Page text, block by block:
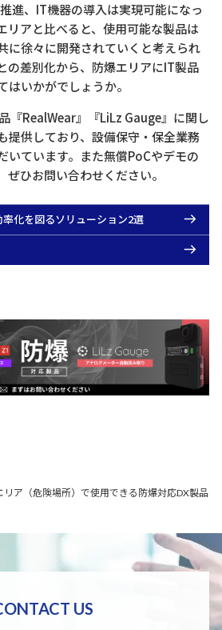
進、IT機器の導入は実現可能になっ
リアと比べると、使用可能な製品は
に徐々に開発されていくと考えられ
の差別化から、防爆エリアにIT製品
いかがでしょうか。
『RealWear』『LiLz Gauge』に関し
提供しており、設備保守・保全業務
いています。また無償PoCやデモの
ぜひお問い合わせください。
化を図るソリューション2選
リア（危険場所）で使用できる防爆対応DX製品
US